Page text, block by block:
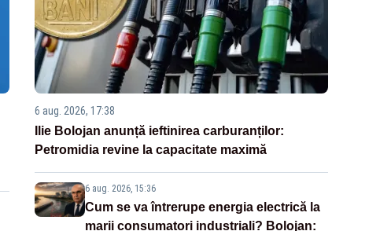
6 aug. 2026, 17:38
Ilie Bolojan anunță ieftinirea carburanților:
Petromidia revine la capacitate maximă
6 aug. 2026, 15:36
Cum se va întrerupe energia electrică la
marii consumatori industriali? Bolojan: